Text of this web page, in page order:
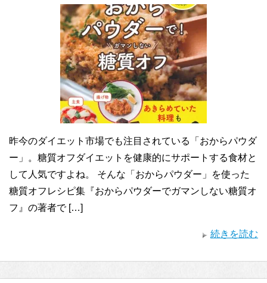
昨今のダイエット市場でも注目されている「おからパウダ
ー」。糖質オフダイエットを健康的にサポートする食材と
して人気ですよね。 そんな「おからパウダー」を使った
糖質オフレシピ集『おからパウダーでガマンしない糖質オ
フ』の著者で […]
続きを読む